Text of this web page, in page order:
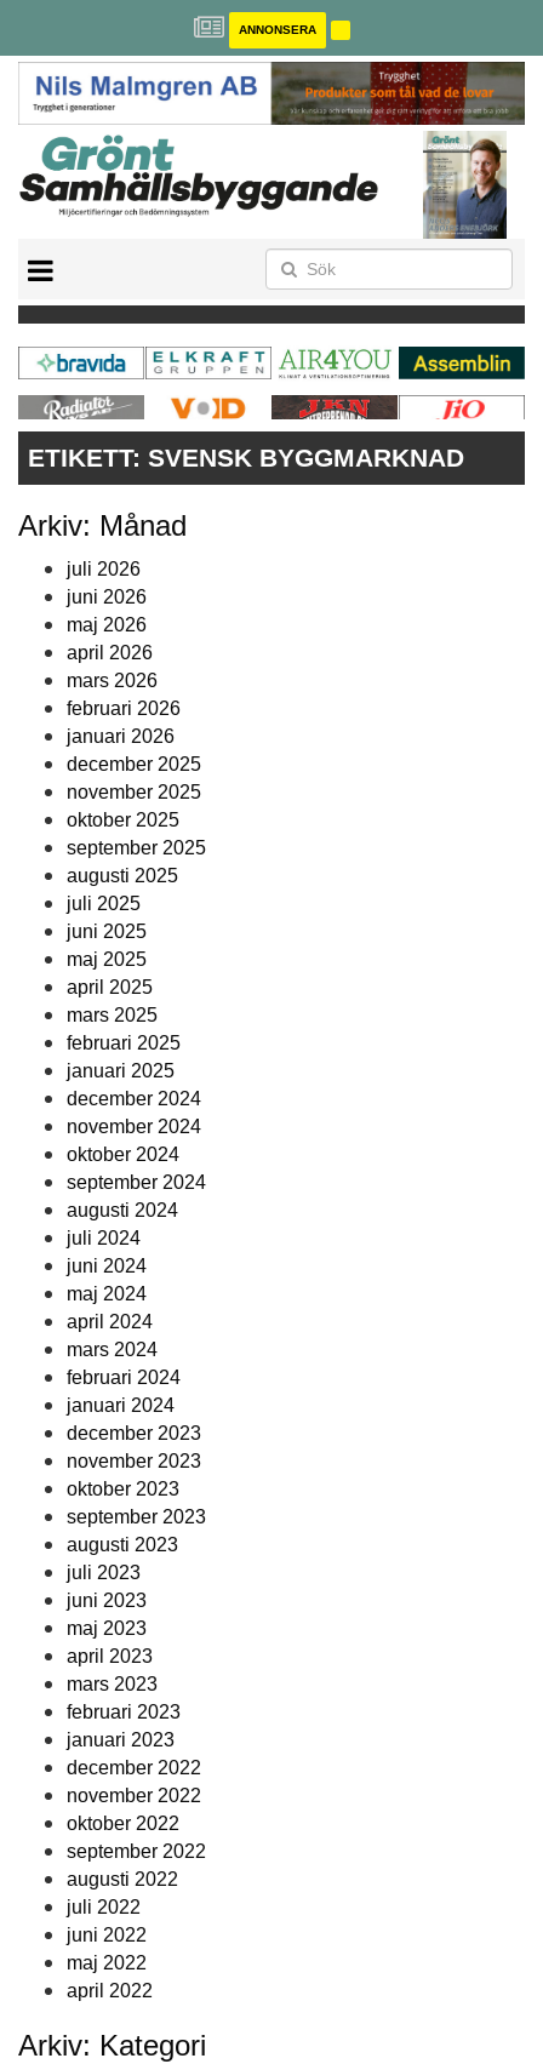
ANNONSERA
MILJÖBYGGNAD
NOLLCO2
CITYLAB
GREENBUILDING
ANNONSERA
ETIKETT: SVENSK BYGGMARKNAD
Arkiv: Månad
juli 2026
juni 2026
maj 2026
april 2026
mars 2026
februari 2026
januari 2026
december 2025
november 2025
oktober 2025
september 2025
augusti 2025
juli 2025
juni 2025
maj 2025
april 2025
mars 2025
februari 2025
januari 2025
december 2024
november 2024
oktober 2024
september 2024
augusti 2024
juli 2024
juni 2024
maj 2024
april 2024
mars 2024
februari 2024
januari 2024
december 2023
november 2023
oktober 2023
september 2023
augusti 2023
juli 2023
juni 2023
maj 2023
april 2023
mars 2023
februari 2023
januari 2023
december 2022
november 2022
oktober 2022
september 2022
augusti 2022
juli 2022
juni 2022
maj 2022
april 2022
Arkiv: Kategori